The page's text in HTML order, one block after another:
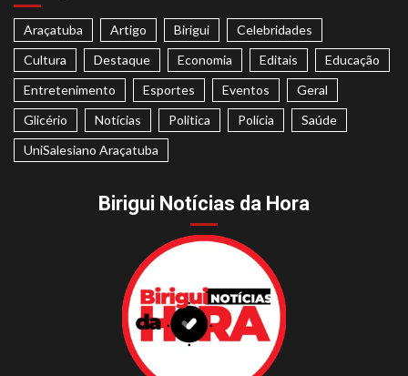
Araçatuba Artigo Birigui
Celebridades
Cultura
Destaque Economia Editais
Educação
Entretenimento
Esportes Eventos
Geral
Glicério
Notícias Politica Polícia
Saúde
UniSalesiano Araçatuba
Birigui Notícias da Hora